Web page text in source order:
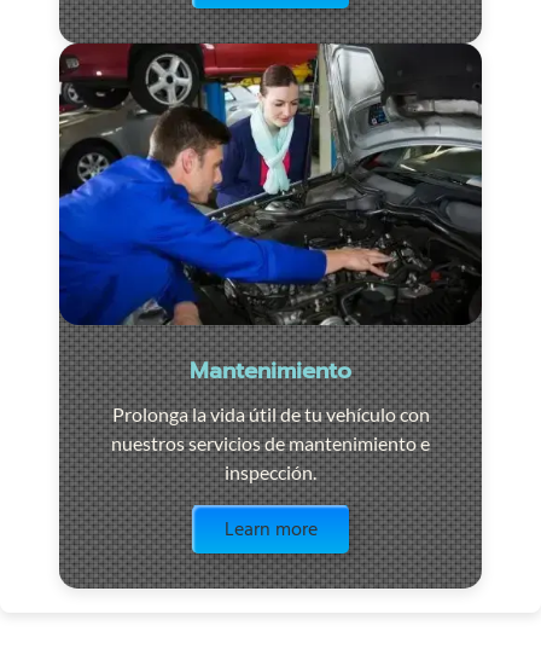
Mantenimiento
Prolonga la vida útil de tu vehículo con
nuestros servicios de mantenimiento e
inspección.
Learn more